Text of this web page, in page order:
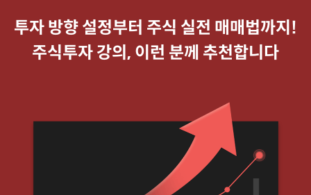
투자 방향 설정부터 주식 실전 매매법까지!
주식투자 강의, 이런 분께 추천합니다